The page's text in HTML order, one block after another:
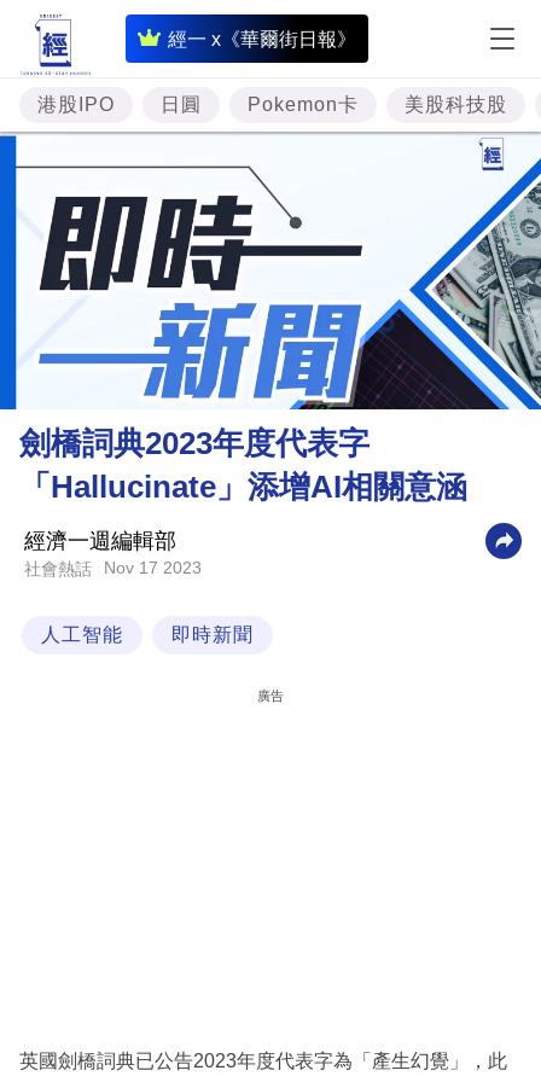
經一 x《華爾街日報》
即
時
財
經
專
題
投
資
樓
市
財
商
業
科
區
港股IPO 日圓 Pokemon卡 美股科技股
劍橋詞典2023年度代表字
「Hallucinate」添增AI相關意涵
經濟一週編輯部
社會熱話 Nov 17 2023
人工智能 即時新聞
廣告
英國劍橋詞典已公告2023年度代表字為「產生幻覺」，此